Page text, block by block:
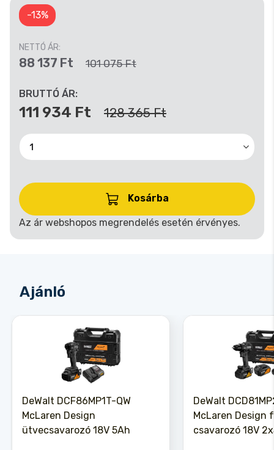
-13%
NETTÓ ÁR:
88 137 Ft 101 075 Ft
BRUTTÓ ÁR:
111 934 Ft 128 365 Ft
Kosárba
Az ár webshopos megrendelés esetén érvényes.
Ajánló
DeWalt DCF86MP1T-QW
McLaren Design
ütvecsavarozó 18V 5Ah
DeWalt
McLaren Design
csavarozó 18V